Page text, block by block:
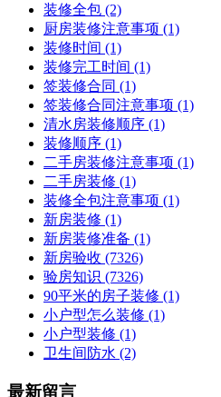
装修全包 (2)
厨房装修注意事项 (1)
装修时间 (1)
装修完工时间 (1)
签装修合同 (1)
签装修合同注意事项 (1)
清水房装修顺序 (1)
装修顺序 (1)
二手房装修注意事项 (1)
二手房装修 (1)
装修全包注意事项 (1)
新房装修 (1)
新房装修准备 (1)
新房验收 (7326)
验房知识 (7326)
90平米的房子装修 (1)
小户型怎么装修 (1)
小户型装修 (1)
卫生间防水 (2)
最新留言